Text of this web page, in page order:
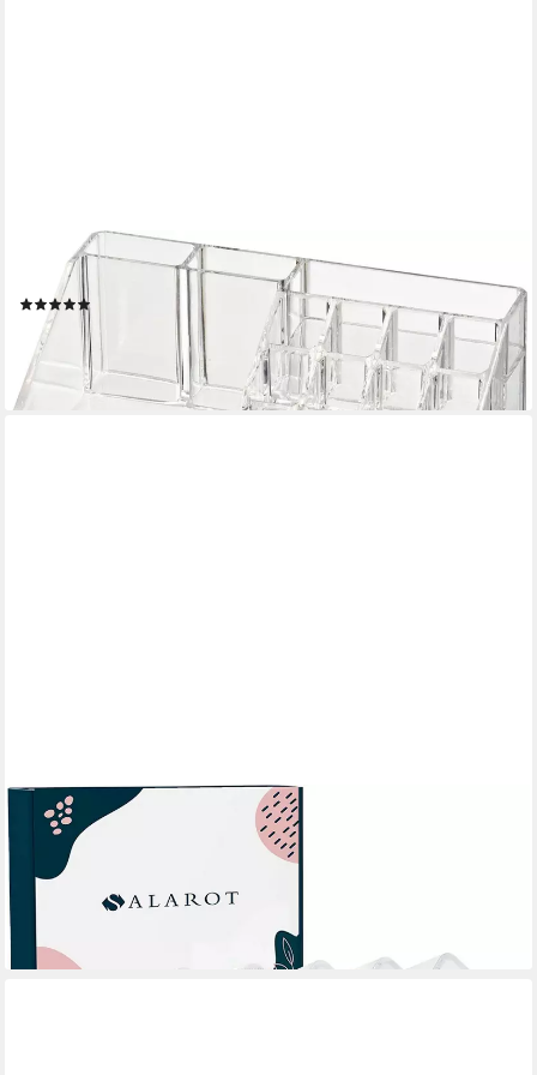
WENKO
Kosmetikbox Femme (1 St), mit 16 Aufteilungen
12,03 € UVP
-25%
lieferbar - in 6-8 Werktagen bei dir
BOXUP
Make-Up Organizer Salarot Lippenstift Organizer Acryl
Aufbewahrung Schminnktisch Ordnung, 1-tlg., Kein Set,
Lippenstift Organizer mit 22 Fächern
lieferbar - in 3-4 Werktagen bei dir